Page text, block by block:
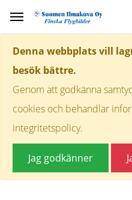
Denna webbplats vill
besök bättre.
Genom att godkänna
cookies och behandlar
integritetspolicy.
Jag godkänner